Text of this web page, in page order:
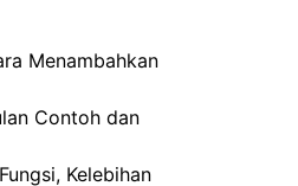
Menambahkan
Contoh dan
Kelebihan